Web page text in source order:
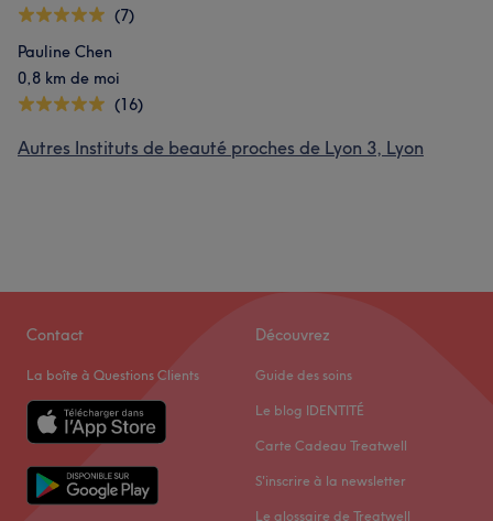
(7)
Pauline Chen
0,8 km de moi
(16)
Autres Instituts de beauté proches de Lyon 3, Lyon
Contact
La boîte à Questions Clients
Découvrez
Guide des soins
Le blog IDENTITÉ
Carte Cadeau Treatwell
S'inscrire à la newsletter
Le glossaire de Treatwell